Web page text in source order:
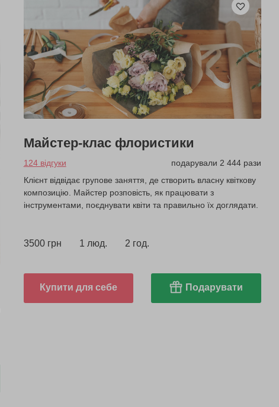
Майстер-клас флористики
124 відгуки
подарували 2 444 рази
Клієнт відвідає групове заняття, де створить власну квіткову
композицію. Майстер розповість, як працювати з
інструментами, поєднувати квіти та правильно їх доглядати.
3500 грн 1 люд. 2 год.
Купити для себе Подарувати